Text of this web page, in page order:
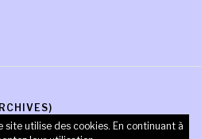
site utilise des cookies. En continuant à